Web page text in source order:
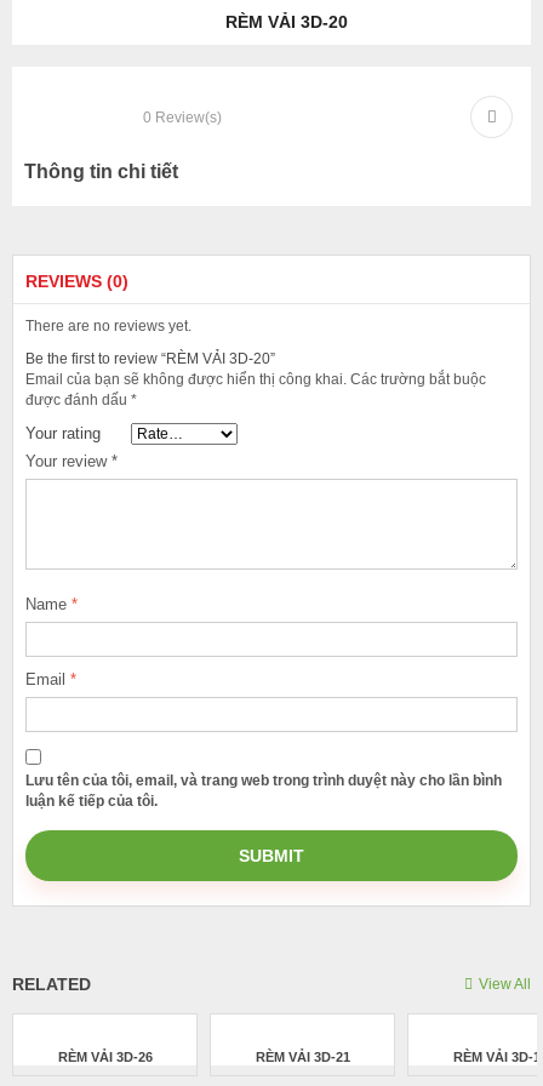
RÈM VẢI 3D-20
0 Review(s)
Thông tin chi tiết
REVIEWS (0)
There are no reviews yet.
Be the first to review “RÈM VẢI 3D-20”
Email của bạn sẽ không được hiển thị công khai. Các trường bắt buộc
được đánh dấu *
Your rating
Your review *
Name *
Email *
Lưu tên của tôi, email, và trang web trong trình duyệt này cho lần bình
luận kế tiếp của tôi.
RELATED View All
RÈM VẢI 3D-26 RÈM VẢI 3D-21 RÈM VẢI 3D-